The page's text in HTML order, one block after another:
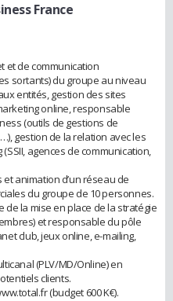
France
et de communication
sortants) du groupe au niveau
entités, gestion des sites
online, responsable
(outils de gestions de
gestion de la relation avec les
agences de communication,
animation d’un réseau de
du groupe de 10 personnes.
de la mise en place de la stratégie
et responsable du pôle
club, jeux online, e-mailing,
(PLV/MD/Online) en
clients.
(budget 600 K€).